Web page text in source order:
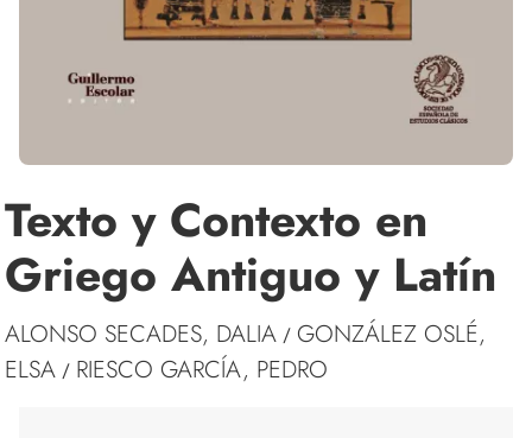
Texto y Contexto en
Griego Antiguo y Latín
ALONSO SECADES, DALIA / GONZÁLEZ OSLÉ,
ELSA / RIESCO GARCÍA, PEDRO